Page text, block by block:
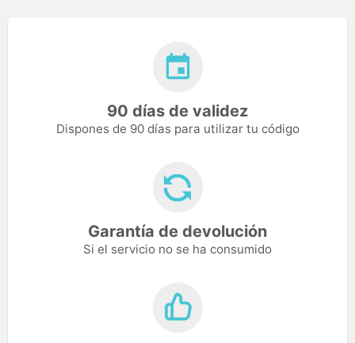
90 días de validez
Dispones de 90 días para utilizar tu código
Garantía de devolución
Si el servicio no se ha consumido